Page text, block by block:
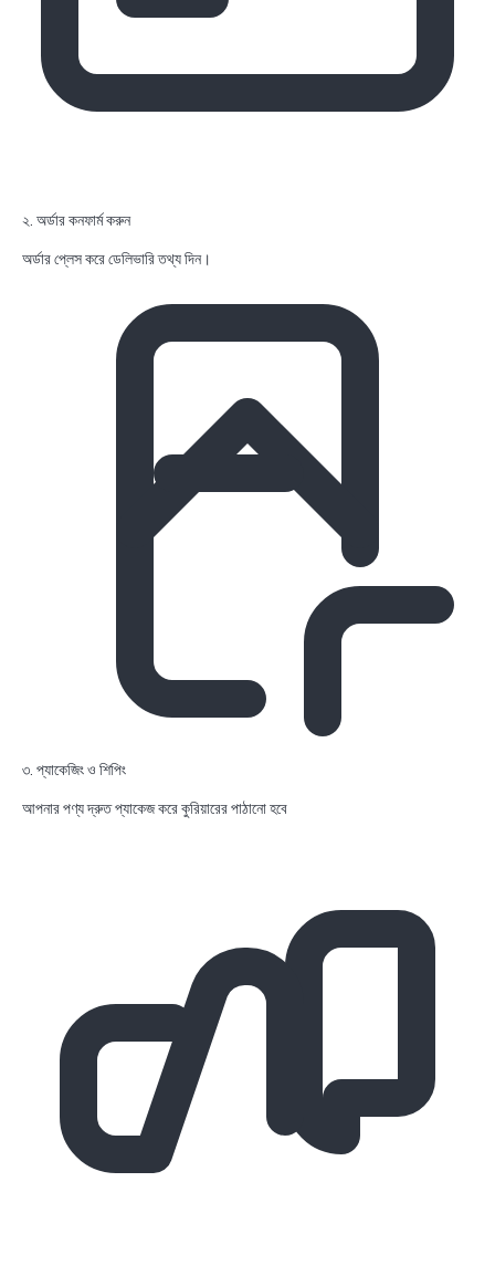
২. অর্ডার কনফার্ম করুন
অর্ডার প্লেস করে ডেলিভারি তথ্য দিন।
৩. প্যাকেজিং ও শিপিং
আপনার পণ্য দ্রুত প্যাকেজ করে কুরিয়ারের পাঠানো হবে